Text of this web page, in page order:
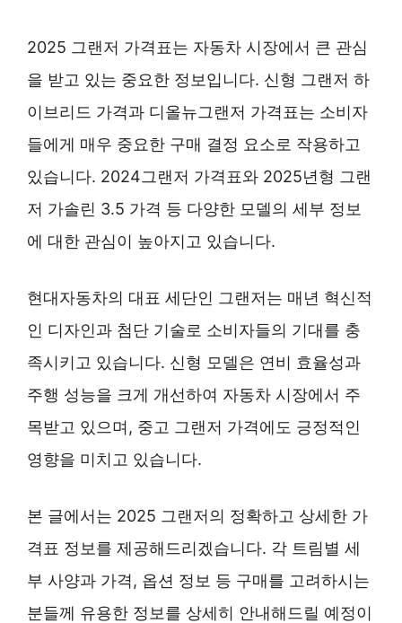
2025 그랜저 가격표는 자동차 시장에서 큰 관심
을 받고 있는 중요한 정보입니다. 신형 그랜저 하
이브리드 가격과 디올뉴그랜저 가격표는 소비자
들에게 매우 중요한 구매 결정 요소로 작용하고
있습니다. 2024그랜저 가격표와 2025년형 그랜
저 가솔린 3.5 가격 등 다양한 모델의 세부 정보
에 대한 관심이 높아지고 있습니다.
현대자동차의 대표 세단인 그랜저는 매년 혁신적
인 디자인과 첨단 기술로 소비자들의 기대를 충
족시키고 있습니다. 신형 모델은 연비 효율성과
주행 성능을 크게 개선하여 자동차 시장에서 주
목받고 있으며, 중고 그랜저 가격에도 긍정적인
영향을 미치고 있습니다.
본 글에서는 2025 그랜저의 정확하고 상세한 가
격표 정보를 제공해드리겠습니다. 각 트림별 세
부 사양과 가격, 옵션 정보 등 구매를 고려하시는
분들께 유용한 정보를 상세히 안내해드릴 예정이